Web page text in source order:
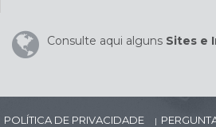
Consulte aqui alguns Sites e
POLÍTICA DE PRIVACIDADE |